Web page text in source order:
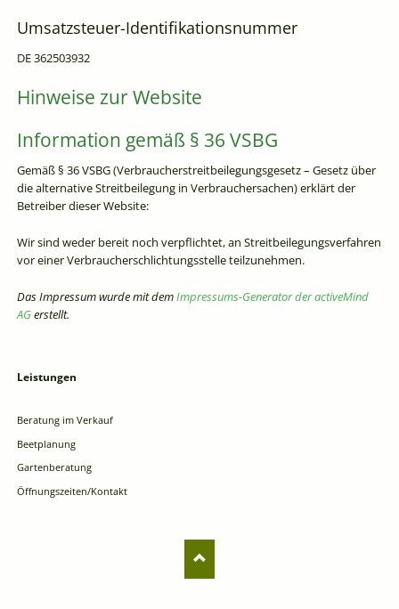
Umsatzsteuer-Identifikationsnummer
DE 362503932
Hinweise zur Website
Information gemäß § 36 VSBG
Gemäß § 36 VSBG (Verbraucherstreitbeilegungsgesetz – Gesetz über
die alternative Streitbeilegung in Verbrauchersachen) erklärt der
Betreiber dieser Website:
Wir sind weder bereit noch verpflichtet, an Streitbeilegungsverfahren
vor einer Verbraucherschlichtungsstelle teilzunehmen.
Das Impressum wurde mit dem Impressums-Generator der activeMind
AGerstellt.
Leistungen
überspringen
Beratung im Verkauf
Beetplanung
Gartenberatung
Öffnungszeiten/Kontakt